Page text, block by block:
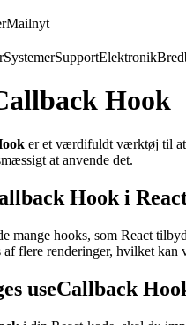
Mailnyt
SystemerSupportElektronik
Hook
er et værdifuldt værktøj til at
at anvende det.
Hook i
mange hooks, som React
af flere renderinger, hvilket
useCallback